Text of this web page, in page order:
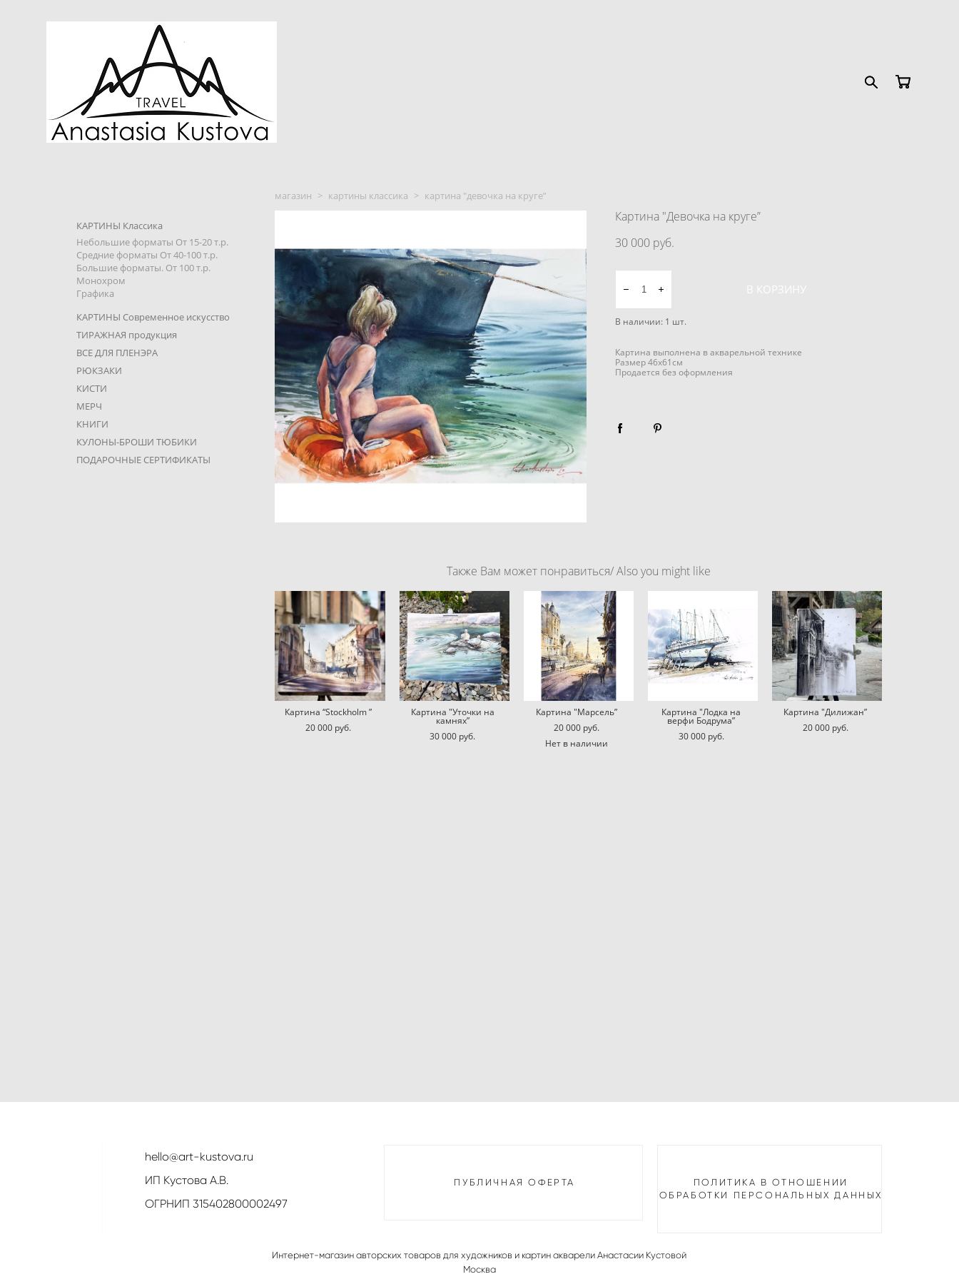
КАРТИНЫ Классика
Небольшие форматы От 15-20 т.р.
Средние форматы От 40-100 т.р.
Большие форматы. От 100 т.р.
Монохром
Графика
КАРТИНЫ Современное искусство
ТИРАЖНАЯ продукция
ВСЕ ДЛЯ ПЛЕНЭРА
РЮКЗАКИ
КИСТИ
МЕРЧ
КНИГИ
КУЛОНЫ-БРОШИ ТЮБИКИ
ПОДАРОЧНЫЕ СЕРТИФИКАТЫ
магазин > картины классика > картина "девочка на круге”
Картина "Девочка на круге”
30 000 pуб.
В наличии: 1 шт.
В КОРЗИНУ
Картина выполнена в акварельной технике
Размер 46x61см
Продается без оформления
Также Вам может понравиться/ Also you might like
Картина “Stockholm ”
20 000 pуб.
Картина "Уточки на
камнях”
30 000 pуб.
Картина "Марсель”
20 000 pуб.
Нет в наличии
Картина "Лодка на
верфи Бодрума”
30 000 pуб.
Картина "Дилижан”
20 000 pуб.
hello@art-kustova.ru
ИП Кустова А.В.
ОГРНИП 315402800002497
ПУБЛИЧНАЯ ОФЕРТА
ПОЛИТИКА В ОТНОШЕНИИ
ОБРАБОТКИ ПЕРСОНАЛЬНЫХ ДАННЫХ
Интернет-магазин авторских товаров для художников и картин акварели Анастасии Кустовой
Москва